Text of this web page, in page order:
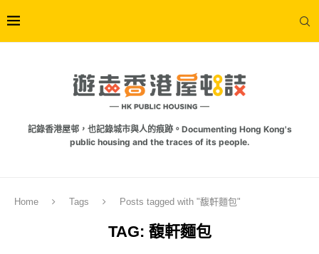
記錄香港屋邨，也記錄城市與人的痕跡。Documenting Hong Kong's
public housing and the traces of its people.
Home Tags Posts tagged with "馥軒麵包"
TAG: 馥軒麵包